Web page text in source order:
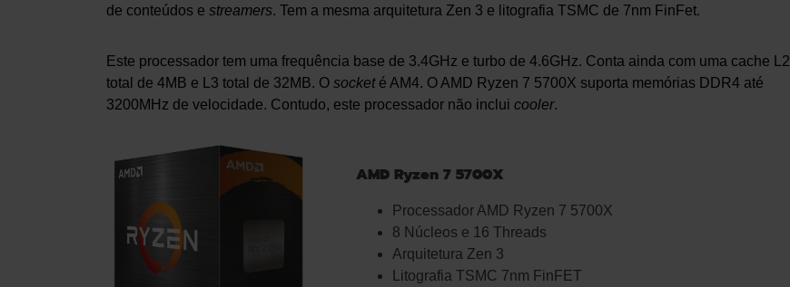
de conteúdos e streamers. Tem a mesma arquitetura Zen 3 e litografia TSMC de 7nm FinFet.
Este processador tem uma frequência base de 3.4GHz e turbo de 4.6GHz. Conta ainda com uma cache L2
total de 4MB e L3 total de 32MB. O socket é AM4. O AMD Ryzen 7 5700X suporta memórias DDR4 até
3200MHz de velocidade. Contudo, este processador não inclui cooler.
AMD Ryzen 7 5700X
Processador AMD Ryzen 7 5700X
8 Núcleos e 16 Threads
Arquitetura Zen 3
Litografia TSMC 7nm FinFET